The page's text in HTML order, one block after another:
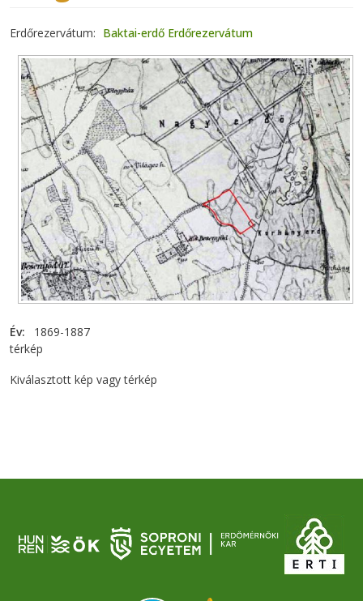
Erdőrezervátum Baktai-erdő Erdőrezervátum
Év
1869-1887
térkép
Kiválasztott kép vagy térkép